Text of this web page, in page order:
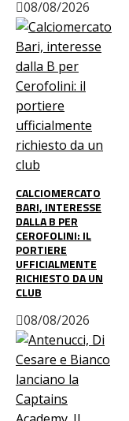
08/08/2026
CALCIOMERCATO
BARI, INTERESSE
DALLA B PER
CEROFOLINI: IL
PORTIERE
UFFICIALMENTE
RICHIESTO DA UN
CLUB
08/08/2026